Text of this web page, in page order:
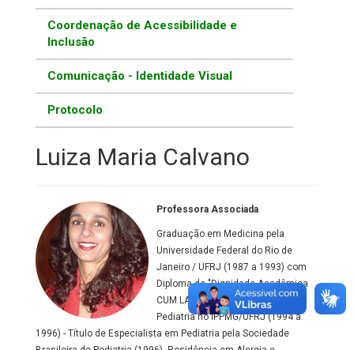
Coordenação de Acessibilidade e
Inclusão
Comunicação - Identidade Visual
Protocolo
Luiza Maria Calvano
Professora Associada
Graduação em Medicina pela
Universidade Federal do Rio de
Janeiro / UFRJ (1987 a 1993) com
Diploma de "Dignidade Acadêmica
CUM LAUDE". Residência em
Pediatria no IPPMG/UFRJ (1994 a
1996) - Título de Especialista em Pediatria pela Sociedade